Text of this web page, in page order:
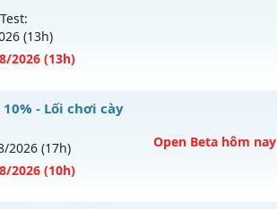
Lục Bảo
(13h)
/2026 (13h)
facebook.com/muhoalong vào 13h
10% - Lối chơi cày
/2026 (17h)
/2026 (10h)
Open Beta hôm nay